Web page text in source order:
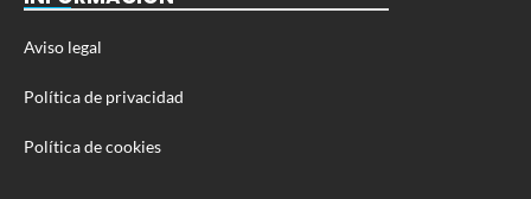
Aviso legal
Política de privacidad
Política de cookies